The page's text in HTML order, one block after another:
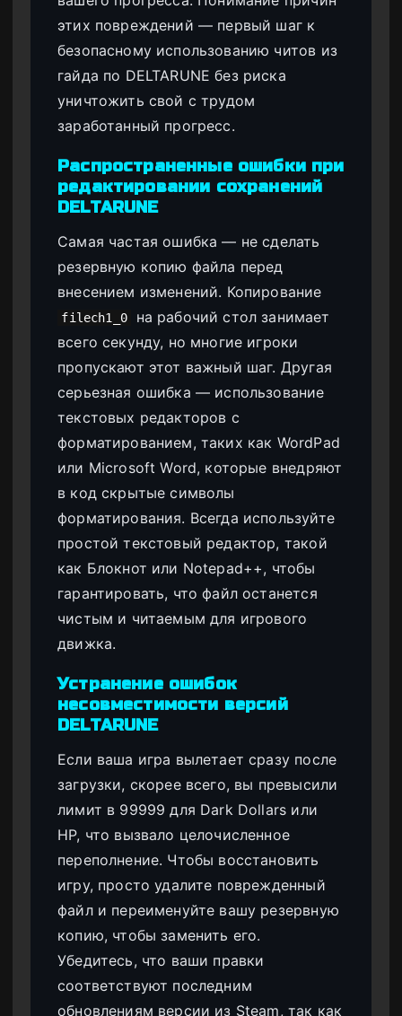
этих повреждений — первый шаг к
безопасному использованию читов из
гайда по DELTARUNE без риска
уничтожить свой с трудом
заработанный прогресс.
Распространенные ошибки при
редактировании сохранений
DELTARUNE
Самая частая ошибка — не сделать
резервную копию файла перед
внесением изменений. Копирование
filech1_0
на рабочий стол занимает
всего секунду, но многие игроки
пропускают этот важный шаг. Другая
серьезная ошибка — использование
текстовых редакторов с
форматированием, таких как WordPad
или Microsoft Word, которые внедряют
в код скрытые символы
форматирования. Всегда используйте
простой текстовый редактор, такой
как Блокнот или Notepad++, чтобы
гарантировать, что файл останется
чистым и читаемым для игрового
движка.
Устранение ошибок
несовместимости версий
DELTARUNE
Если ваша игра вылетает сразу после
загрузки, скорее всего, вы превысили
лимит в 99999 для Dark Dollars или
HP, что вызвало целочисленное
переполнение. Чтобы восстановить
игру, просто удалите поврежденный
файл и переименуйте вашу резервную
копию, чтобы заменить его.
Убедитесь, что ваши правки
соответствуют последним
обновлениям версии из Steam, так как